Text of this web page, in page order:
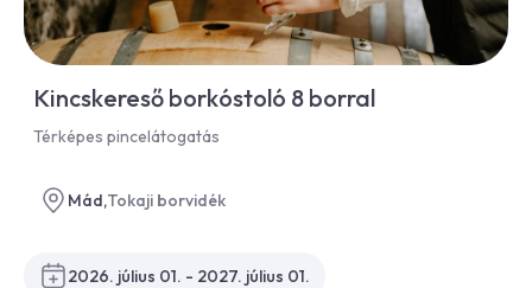
Kincskereső borkóstoló 8 borral
Térképes pincelátogatás
Mád,Tokaji borvidék
2026. július 01. - 2027. július 01.